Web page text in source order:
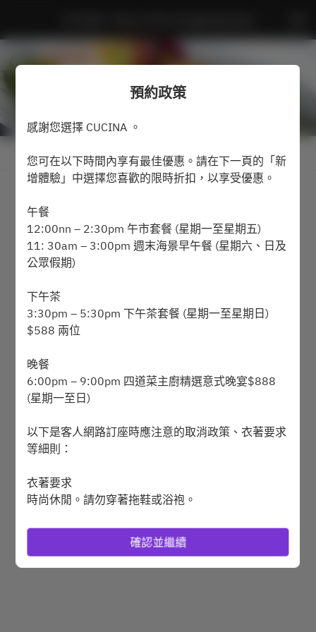
查看預約政策
8月7日 (週五)
預訂
預約政策
感謝您選擇 CUCINA 。
您可在以下時間內享有最佳優惠。請在下一頁的「新
增體驗」中選擇您喜歡的限時折扣，以享受優惠。
午餐
12:00nn – 2:30pm 午市套餐 (星期一至星期五)
11: 30am – 3:00pm 週末海景早午餐 (星期六、日及
公眾假期)
下午茶
3:30pm – 5:30pm 下午茶套餐 (星期一至星期日)
$588 兩位
晚餐
6:00pm – 9:00pm 四道菜主廚精選意式晚宴$888
(星期一至日)
以下是客人網路訂座時應注意的取消政策、衣著要求
等細則：
衣著要求
時尚休閒。請勿穿著拖鞋或浴袍。
訂座
• 建議房客在預訂時間前 15 分鐘抵達。您的預訂將
會保留15 分鐘。
確認並繼續